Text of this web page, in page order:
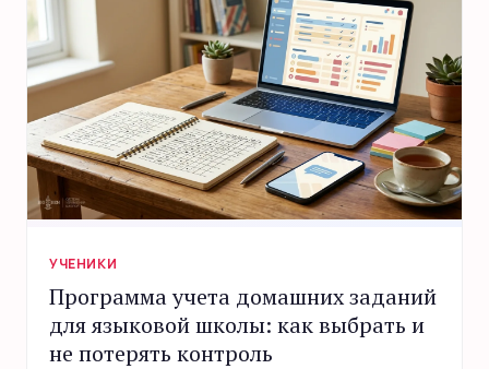
УЧЕНИКИ
Программа учета домашних заданий
для языковой школы: как выбрать и
не потерять контроль